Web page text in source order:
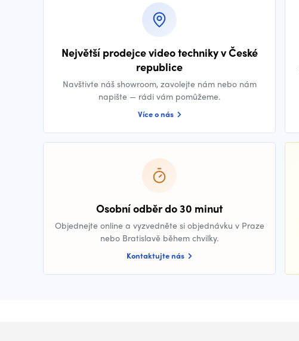
Největší prodejce video techniky v České
republice
Navštivte náš showroom, zavolejte nám nebo nám
napište — rádi vám pomůžeme.
Více o nás
Osobní odběr do 30 minut
Objednejte online a vyzvedněte si objednávku v Praze
nebo Bratislavě během chvilky.
Kontaktujte nás